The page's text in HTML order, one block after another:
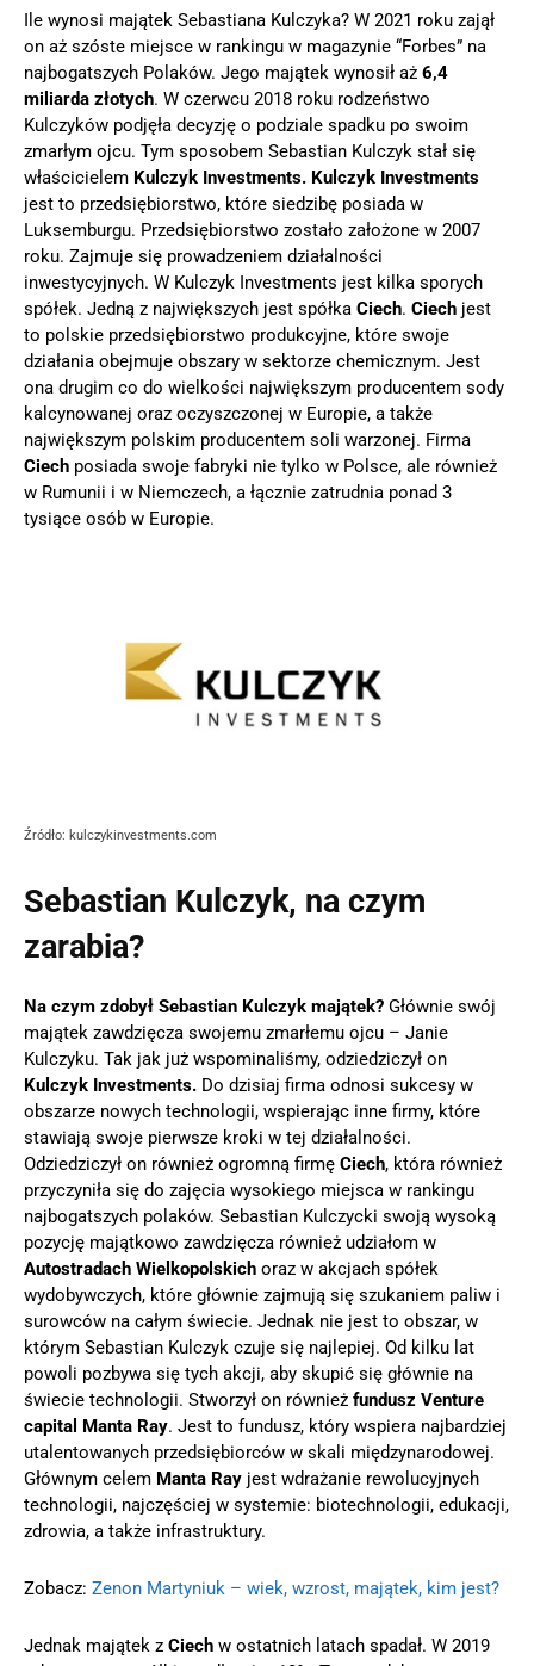
Ile wynosi majątek Sebastiana Kulczyka? W 2021 roku zajął
on aż szóste miejsce w rankingu w magazynie “Forbes” na
najbogatszych Polaków. Jego majątek wynosił aż 6,4
miliarda złotych. W czerwcu 2018 roku rodzeństwo
Kulczyków podjęła decyzję o podziale spadku po swoim
zmarłym ojcu. Tym sposobem Sebastian Kulczyk stał się
właścicielem Kulczyk Investments. Kulczyk Investments
jest to przedsiębiorstwo, które siedzibę posiada w
Luksemburgu. Przedsiębiorstwo zostało założone w 2007
roku. Zajmuje się prowadzeniem działalności
inwestycyjnych. W Kulczyk Investments jest kilka sporych
spółek. Jedną z największych jest spółka Ciech. Ciech jest
to polskie przedsiębiorstwo produkcyjne, które swoje
działania obejmuje obszary w sektorze chemicznym. Jest
ona drugim co do wielkości największym producentem sody
kalcynowanej oraz oczyszczonej w Europie, a także
największym polskim producentem soli warzonej. Firma
Ciech posiada swoje fabryki nie tylko w Polsce, ale również
w Rumunii i w Niemczech, a łącznie zatrudnia ponad 3
tysiące osób w Europie.
Źródło: kulczykinvestments.com
Sebastian Kulczyk, na czym
zarabia?
Na czym zdobył Sebastian Kulczyk majątek? Głównie swój
majątek zawdzięcza swojemu zmarłemu ojcu – Janie
Kulczyku. Tak jak już wspominaliśmy, odziedziczył on
Kulczyk Investments. Do dzisiaj firma odnosi sukcesy w
obszarze nowych technologii, wspierając inne firmy, które
stawiają swoje pierwsze kroki w tej działalności.
Odziedziczył on również ogromną firmę Ciech, która również
przyczyniła się do zajęcia wysokiego miejsca w rankingu
najbogatszych polaków. Sebastian Kulczycki swoją wysoką
pozycję majątkowo zawdzięcza również udziałom w
Autostradach Wielkopolskich oraz w akcjach spółek
wydobywczych, które głównie zajmują się szukaniem paliw i
surowców na całym świecie. Jednak nie jest to obszar, w
którym Sebastian Kulczyk czuje się najlepiej. Od kilku lat
powoli pozbywa się tych akcji, aby skupić się głównie na
świecie technologii. Stworzył on również fundusz Venture
capital Manta Ray. Jest to fundusz, który wspiera najbardziej
utalentowanych przedsiębiorców w skali międzynarodowej.
Głównym celem Manta Ray jest wdrażanie rewolucyjnych
technologii, najczęściej w systemie: biotechnologii, edukacji,
zdrowia, a także infrastruktury.
Zobacz: Zenon Martyniuk – wiek, wzrost, majątek, kim jest?
Jednak majątek z Ciech w ostatnich latach spadał. W 2019